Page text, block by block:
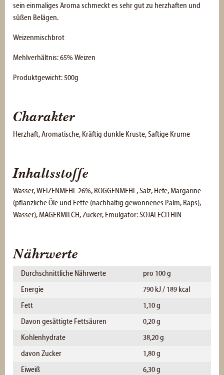
sein einmaliges Aroma schmeckt es sehr gut zu herzhaften und
süßen Belägen.
Weizenmischbrot
Mehlverhältnis: 65% Weizen
Produktgewicht: 500g
Charakter
Herzhaft, Aromatische, Kräftig dunkle Kruste, Saftige Krume
Inhaltsstoffe
Wasser, WEIZENMEHL 26%, ROGGENMEHL, Salz, Hefe, Margarine
(pflanzliche Öle und Fette (nachhaltig gewonnenes Palm, Raps),
Wasser), MAGERMILCH, Zucker, Emulgator: SOJALECITHIN
Nährwerte
Durchschnittliche Nährwerte
pro 100 g
Energie
790 kJ / 189 kcal
Fett
1,10 g
Davon gesättigte Fettsäuren
0,20 g
Kohlenhydrate
38,20 g
davon Zucker
1,80 g
Eiweiß
6,30 g